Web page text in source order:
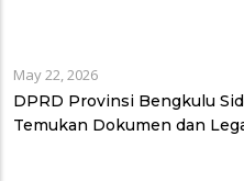
May 22, 2026
DPRD Provinsi Bengkulu
Temukan Dokumen dan